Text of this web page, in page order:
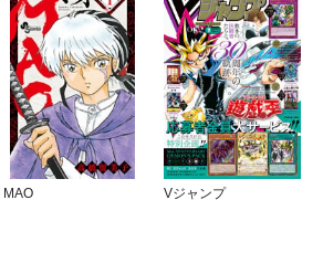
MAO Vジャンプ